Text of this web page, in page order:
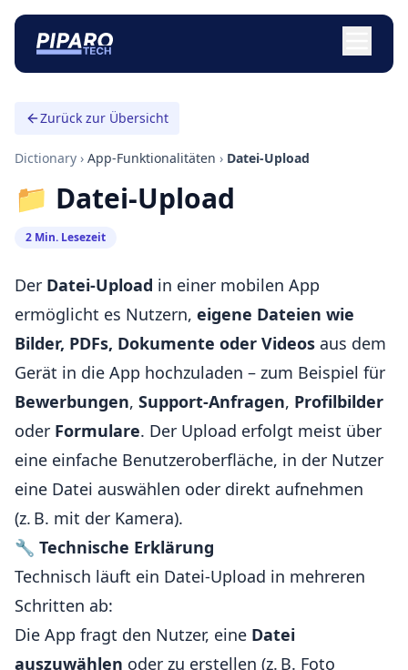
Zurück zur Übersicht
Dictionary › App-Funktionalitäten › Datei-Upload
📁 Datei-Upload
2 Min. Lesezeit
Der Datei-Upload in einer mobilen App
ermöglicht es Nutzern, eigene Dateien wie
Bilder, PDFs, Dokumente oder Videos aus dem
Gerät in die App hochzuladen – zum Beispiel für
Bewerbungen, Support-Anfragen, Profilbilder
oder Formulare. Der Upload erfolgt meist über
eine einfache Benutzeroberfläche, in der Nutzer
eine Datei auswählen oder direkt aufnehmen
(z. B. mit der Kamera).
🔧 Technische Erklärung
Technisch läuft ein Datei-Upload in mehreren
Schritten ab:
Die App fragt den Nutzer, eine Datei
auszuwählen oder zu erstellen (z. B. Foto